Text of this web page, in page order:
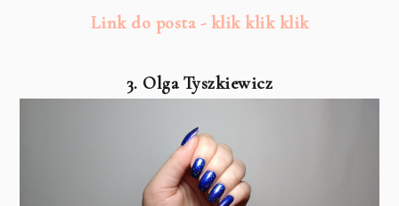
Link do posta - klik klik klik
3. Olga Tyszkiewicz